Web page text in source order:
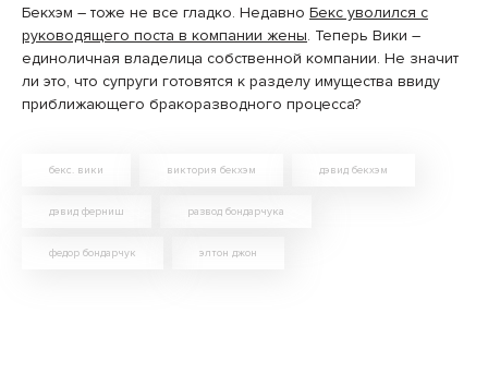
Бекхэм – тоже не все гладко. Недавно Бекс уволился с
руководящего поста в компании жены. Теперь Вики –
единоличная владелица собственной компании. Не значит
ли это, что супруги готовятся к разделу имущества ввиду
приближающего бракоразводного процесса?
бекс. вики виктория бекхэм дэвид бекхэм
дэвид ферниш развод бондарчука
федор бондарчук элтон джон